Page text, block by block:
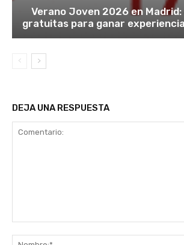
Verano Joven 2026 en
gratuitas para ganar
DEJA UNA RESPUESTA